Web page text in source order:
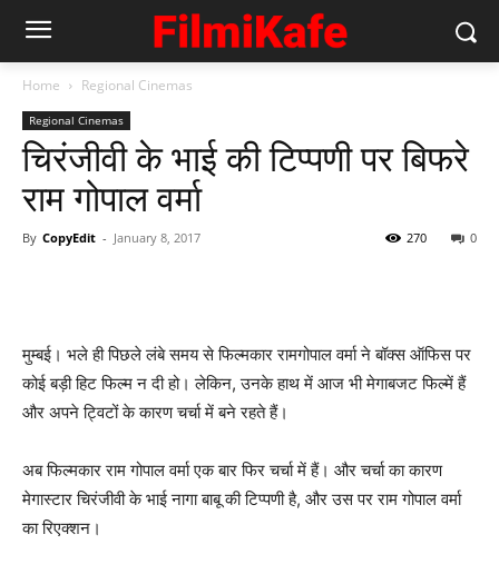
Home Regional Cinemas
Regional Cinemas
चिरंजीवी के भाई की टिप्‍पणी पर बिफरे
राम गोपाल वर्मा
By CopyEdit - January 8, 2017 0
270
मुम्‍बई। भले ही पिछले लंबे समय से फिल्‍मकार रामगोपाल वर्मा ने बॉक्‍स ऑफिस पर
कोई बड़ी हिट फिल्‍म न दी हो। लेकिन, उनके हाथ में आज भी मेगाबजट फिल्‍में हैं
और अपने ट्विटों के कारण चर्चा में बने रहते हैं।
अब फिल्‍मकार राम गोपाल वर्मा एक बार फिर चर्चा में हैं। और चर्चा का कारण
मेगास्‍टार चिरंजीवी के भाई नागा बाबू की टिप्‍पणी है, और उस पर राम गोपाल वर्मा
का रिएक्‍शन।